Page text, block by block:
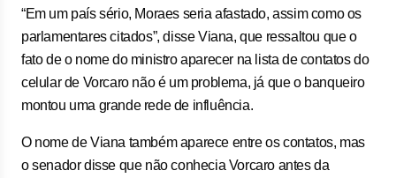
“Em um país sério, Moraes seria afastado, assim como os
parlamentares citados”, disse Viana, que ressaltou que o
fato de o nome do ministro aparecer na lista de contatos do
celular de Vorcaro não é um problema, já que o banqueiro
montou uma grande rede de influência.
O nome de Viana também aparece entre os contatos, mas
o senador disse que não conhecia Vorcaro antes da